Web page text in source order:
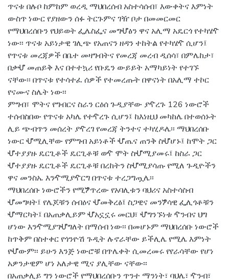
ጥናቱ በሉቦ ከምከም ወረዲ ማህበረሰብ አስተሳሰብ፣ እውቀትና እምነት
ውስጥ ነውር የያዘውን ሰፉ ትርጉምና ገዥ ቦታ በመመርመር
የማህበረሰቡን የህይወት ፌሌስፌና መግሇፅን ዋና አሊማ አዴርጎ የተካሄዯ
ነው፡፡ ጥናቱ አይነታዊ ገሊጭ የአጠናን ዘዳን ተከትል የተካሄዯ ሲሆን፤
የጥናቱ መረጃዎች በቤተ መዛግብትና የመረጃ መረብ ዲሰሳ፣ በምሌከታ፣
በቃሇ መጠይቅ እና በተተኳሪ የቡዴን ውይይት አማካይነት የተገኙ
ናቸው፡፡ በጥናቱ የተሳተፈ ሰዎች የተመረጡት በዋናነት በአሊማ ተኮር
የናሙና ስሌት ነው፡፡
ምግብ፣ ሞትና የግብርና ስራን ርዕሰ ጉዲያቸው ያዯረጉ 126 ነውሮች
ተሰብስበው የጥናቱ አካሌ የተዯረጉ ሲሆን፤ ከእነዚህ መካከሌ በተወሰኑት
ሊይ ጭብጥን መሰረት ያዯረገ የመረጃ ትንተና ተካሂዶሌ፡፡ ማህበረሰቡ
ነውር ሇሚሊቸው የምግብ አይነቶች ሇጤና ጠንቅ ስሇሆኑ፤ ከሞት ጋር
ሇተያያዙ ዴርጊቶች ዴርጊቶቹ ወዯ ሞት ስሇሚያመሩ፤ ከስራ ጋር
ሇተያያዙ ዴርጊቶች ዴርጊቶቹ በረከትን ስሇሚያሳጡ የሚለ ጉዲዮችን
ዋና መንስኤ እንዯሚያዯርግ በጥናቱ ተረጋግጧሌ፡፡
ማህበረሰቡ ነውሮችን የሚፇጥረው የአባሊቱን ባህሪና አስተሳስብ
ሇመግዛት፤ የሌጆቹን ሰብዕና ሇመቅረፅ፤ ስጋዊና መንፇሳዊ ፌሊጎቶቹን
ሇማርካት፤ በአጠቃሊይም ሇአኗኗሩ መርህ፣ ሇግንኙነቱ ዯንብና ህግ
ሆነው እንዯሚያገሇግለት በማሰብ ነው፡፡ በመሆኑም ማህበረሰቡ ነውሮች
ከጥቅም በስተቀር የጎንዮሽ ጉዲት ሉኖራቸው ይችሊሌ የሚሌ እምነት
የሇውም፡፡ ይሁን እንጅ ነውሮቹ በጥሌቀት ሲመረመሩ የየራሳቸው የሆነ
አዎንታዊም ሆነ አለታዊ ሚና ያሊቸው ናቸው፡፡
በአጠቃሊይ ግን ነውሮች የማህበረሰቡን ጥንተ ማንነት፣ ባህሌ፣ ዯንብ፣